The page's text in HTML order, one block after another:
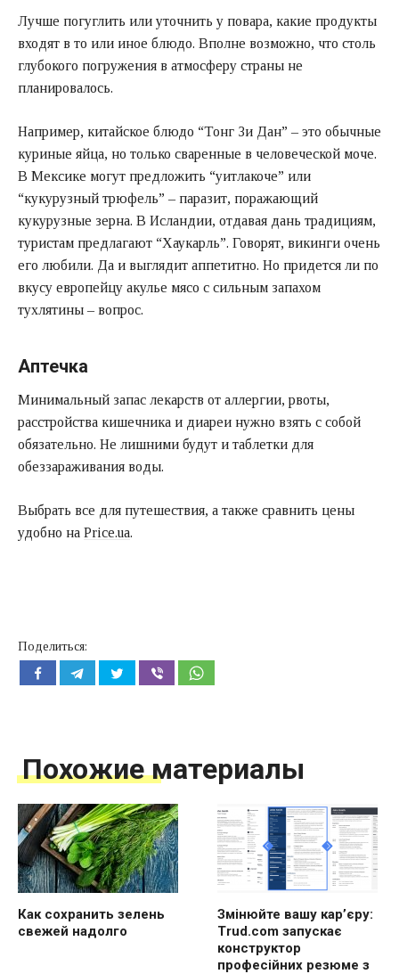
Лучше погуглить или уточнить у повара, какие продукты
входят в то или иное блюдо. Вполне возможно, что столь
глубокого погружения в атмосферу страны не
планировалось.
Например, китайское блюдо “Тонг Зи Дан” – это обычные
куриные яйца, но только сваренные в человеческой моче.
В Мексике могут предложить “уитлакоче” или
“кукурузный трюфель” – паразит, поражающий
кукурузные зерна. В Исландии, отдавая дань традициям,
туристам предлагают “Хаукарль”. Говорят, викинги очень
его любили. Да и выглядит аппетитно. Но придется ли по
вкусу европейцу акулье мясо с сильным запахом
тухлятины – вопрос.
Аптечка
Минимальный запас лекарств от аллергии, рвоты,
расстройства кишечника и диареи нужно взять с собой
обязательно. Не лишними будут и таблетки для
обеззараживания воды.
Выбрать все для путешествия, а также сравнить цены
удобно на Price.ua.
Поделиться:
Похожие материалы
Как сохранить зелень
свежей надолго
Змінюйте вашу кар’єру:
Trud.com запускає
конструктор
професійних резюме з